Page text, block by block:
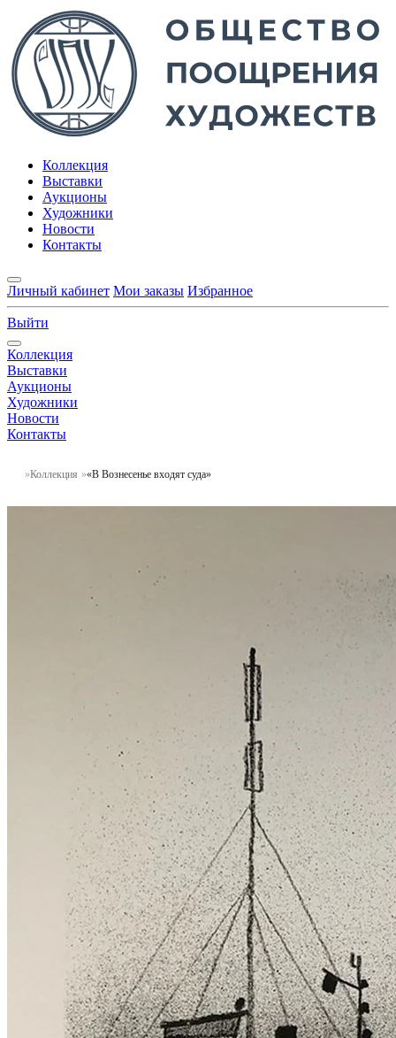
Коллекция
Выставки
Аукционы
Художники
Новости
Контакты
Личный кабинет Мои заказы Избранное
Выйти
Коллекция
Выставки
Аукционы
Художники
Новости
Контакты
Коллекция «В Вознесенье входят суда»